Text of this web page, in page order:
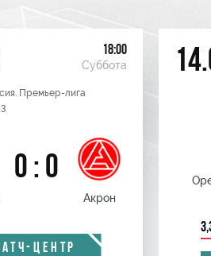
18:00
Суббота
Премьер-лига
0 : 0
Акрон
ЦЕНТР